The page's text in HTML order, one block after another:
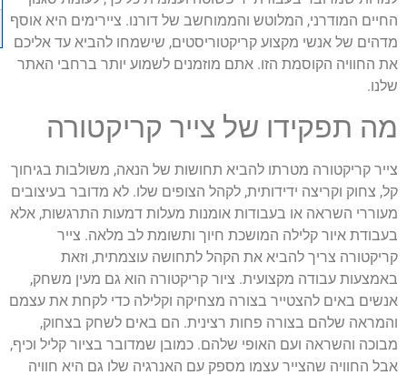
החיים המודרני, המלוטש והממוחשב של דורנו. ציירימים היא אוסף
מדהים של אנשי מקצוע קריקטוריסטים, שישמחו להביא עד אליכם
את החוויה הקוסמת הזו. אתם מוזמנים לשמוע יותר ברחבי האתר
שלנו.
מה תפקידו של צייר קריקטורה
צייר קריקטורה מטרתו להביא תחושות של הנאה, משולבות בגיחוך
קל, צחוק וקריצה ידידותית, לקהל הצופים שלו. לא מדובר בעיצובים
מעוררי השראה או בעבודות אומנות מעלות דמעות התרגשות, אלא
בעבודת איור קלילה המושכת חיוך ותשומת לב מלאה. צייר
קריקטורה צריך להביא את הקהל לתחושה עוצמתית, וזאת
באמצעות עבודה מקצועית. ציור קריקטורה הוא גם מעין משחק,
אנשים באים להצטייר בצורה מצחיקה וקלילה כדי לקחת את עצמם
והמראה שלהם בצורה פחות רצינית. הם באים לשחק בצחוק,
מבוכה והשראה ועם האופי שלהם. כמובן שמדובר בציור קליל וכיף,
אבל החוויה שהצייר עצמו מספק עם האנרגיה שלו גם היא חוויה